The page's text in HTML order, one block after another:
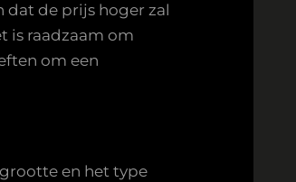
dat de prijs hoger zal
is raadzaam om
om een
en het type